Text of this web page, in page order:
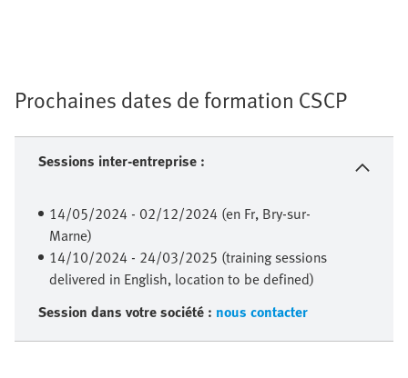
Prochaines dates de formation CSCP
Sessions inter-entreprise :
14/05/2024 - 02/12/2024 (en Fr, Bry-sur-
Marne)
14/10/2024 - 24/03/2025 (training sessions
delivered in English, location to be defined)
Session dans votre société : nous contacter